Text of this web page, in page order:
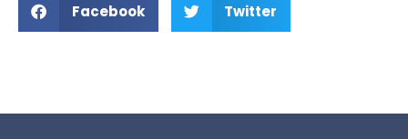
Facebook Twitter